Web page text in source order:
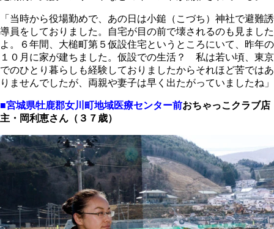
「当時から役場勤めで、あの日は小鎚（こづち）神社で避難誘
導員をしておりました。自宅が目の前で壊されるのも見ました
よ。６年間、大槌町第５仮設住宅というところにいて、昨年の
１０月に家が建ちました。仮設での生活？ 私は若い頃、東京
でのひとり暮らしも経験しておりましたからそれほど苦ではあ
りませんでしたが、両親や妻子は早く出たがっていましたね」
■宮城県牡鹿郡女川町地域医療センター前おちゃっこクラブ店
主・岡利恵さん（３７歳）